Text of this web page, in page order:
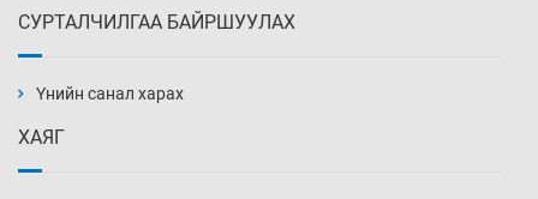
нэмэгджээ
СУРТАЛЧИЛГАА БАЙРШУУЛАХ
Үнийн санал харах
ХАЯГ